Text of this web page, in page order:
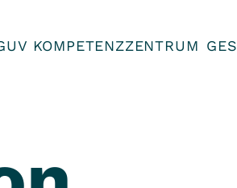
KOMPETENZZENTRUM